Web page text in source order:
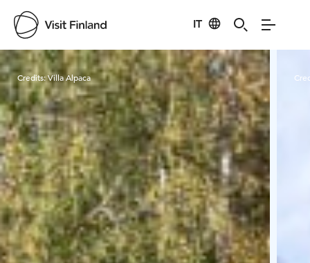
IT
Visit Finland
Credits:Villa Alpaca